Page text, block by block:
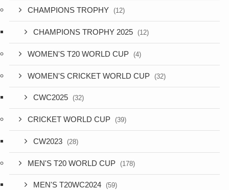
CHAMPIONS TROPHY (12)
CHAMPIONS TROPHY 2025 (12)
WOMEN'S T20 WORLD CUP (4)
WOMEN'S CRICKET WORLD CUP (32)
CWC2025 (32)
CRICKET WORLD CUP (39)
CW2023 (28)
MEN'S T20 WORLD CUP (178)
MEN'S T20WC2024 (59)